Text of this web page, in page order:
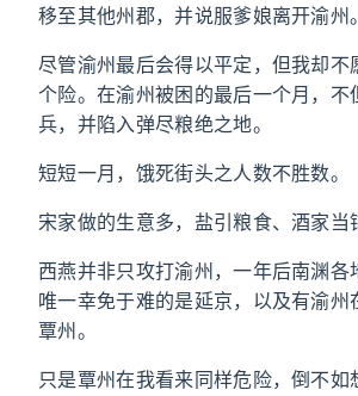
移至其他州郡，并说服爹娘离开渝州。
尽管渝州最后会得以平定，但我却不
个险。在渝州被困的最后一个月，不
兵，并陷入弹尽粮绝之地。
短短一月，饿死街头之人数不胜数。
宋家做的生意多，盐引粮食、酒家当
西燕并非只攻打渝州，一年后南渊各
唯一幸免于难的是延京，以及有渝州
覃州。
只是覃州在我看来同样危险，倒不如